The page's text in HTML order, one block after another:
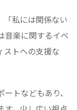
「私には関係ない
音楽に関するイベ
ストへの支援な
トなどもあり、